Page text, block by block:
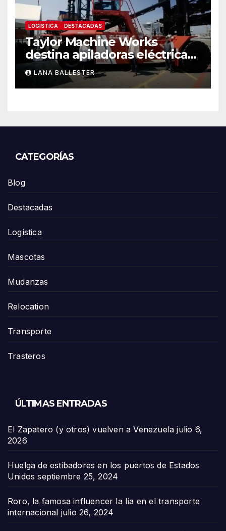
LOGÍSTICA DESTACADAS
Taylor Machine Works
destina apiladoras eléctricas
de contenedores de cero
emisiones a Yusen Terminals
en el Puerto de Los Ángeles
LANA BALLESTER
CATEGORÍAS
Blog
Destacadas
Logística
Mascotas
Mudanzas
Relocation
Transporte
Trasteros
ÚLTIMAS ENTRADAS
El Zapatero (y otros) vuelven a Venezuela julio 6,
2026
Huelga de estibadores en los puertos de Estados
Unidos septiembre 25, 2024
Roro, la famosa influencer la lía en el transporte
internacional julio 26, 2024